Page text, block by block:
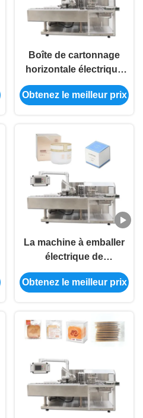
Boîte de cartonnage
horizontale électrique
de rouge à lèvres de
machine de
Obtenez le meilleur prix
La machine à emballer
électrique de
cartonneur écrème la
machine de cartonnage
Obtenez le meilleur prix